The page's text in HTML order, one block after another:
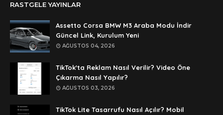
Anonymous
lan şifre ne şifre
şifre ne
RASTGELE YAYINLAR
Assetto Corsa BMW M3 Araba Modu İndir
Güncel Link, Kurulum Yeni
AĞUSTOS 04, 2026
TikTok'ta Reklam Nasıl Verilir? Video Öne
Çıkarma Nasıl Yapılır?
AĞUSTOS 03, 2026
TikTok Lite Tasarrufu Nasıl Açılır? Mobil